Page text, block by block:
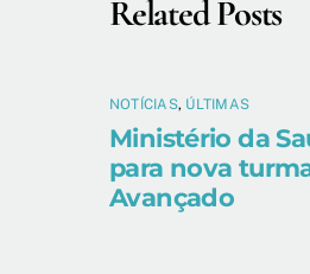
Related Posts
NOTÍCIAS, ÚLTIMAS
Ministério da
para nova
Avançado